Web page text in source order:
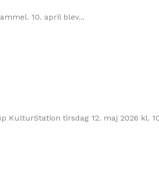
10. april blev...
KulturStation tirsdag 12. maj 2026 kl.